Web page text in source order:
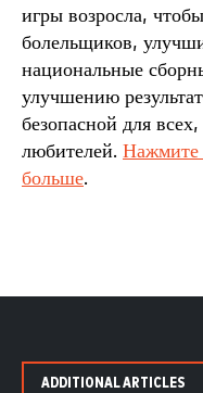
игры возросла,
болельщиков,
национальные
улучшению
безопасной для
любителей. Нажмите
больше.
ADDITIONAL ARTICLES